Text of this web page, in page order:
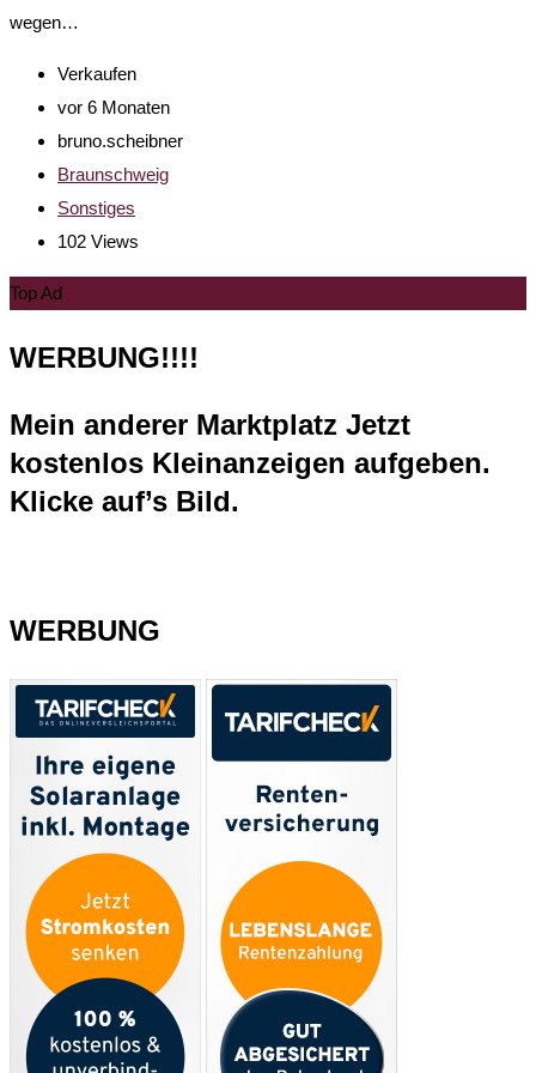
wegen…
Verkaufen
vor 6 Monaten
bruno.scheibner
Braunschweig
Sonstiges
102 Views
Top Ad
WERBUNG!!!!
Mein anderer Marktplatz Jetzt
kostenlos Kleinanzeigen aufgeben.
Klicke auf’s Bild.
WERBUNG